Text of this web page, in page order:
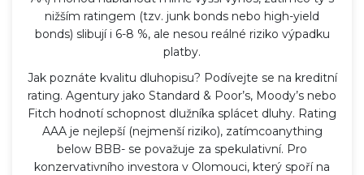
nižším ratingem (tzv. junk bonds nebo high-yield
bonds) slibují i 6-8 %, ale nesou reálné riziko výpadku
platby.
Jak poznáte kvalitu dluhopisu? Podívejte se na kreditní
rating. Agentury jako Standard & Poor’s, Moody’s nebo
Fitch hodnotí schopnost dlužníka splácet dluhy. Rating
AAA je nejlepší (nejmenší riziko), zatímcoanything
below BBB- se považuje za spekulativní. Pro
konzervativního investora v Olomouci, který spoří na